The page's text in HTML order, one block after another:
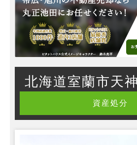
北海道室蘭市天
資産処分